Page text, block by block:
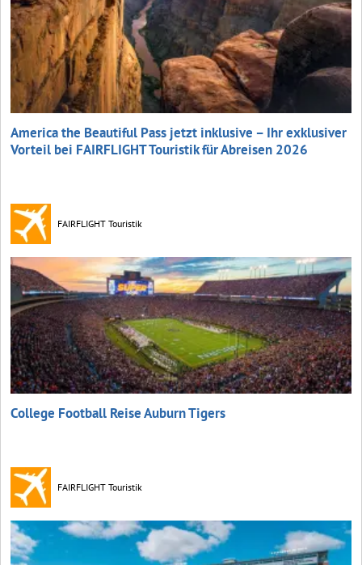
America the Beautiful Pass jetzt inklusive – Ihr exklusiver
Vorteil bei FAIRFLIGHT Touristik für Abreisen 2026
FAIRFLIGHT Touristik
College Football Reise Auburn Tigers
FAIRFLIGHT Touristik